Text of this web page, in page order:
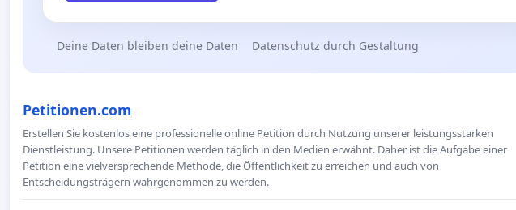
Deine Daten bleiben deine Daten Datenschutz durch Gestaltung
Petitionen.com
Erstellen Sie kostenlos eine professionelle online Petition durch Nutzung unserer leistungsstarken
Dienstleistung. Unsere Petitionen werden täglich in den Medien erwähnt. Daher ist die Aufgabe einer
Petition eine vielversprechende Methode, die Öffentlichkeit zu erreichen und auch von
Entscheidungsträgern wahrgenommen zu werden.